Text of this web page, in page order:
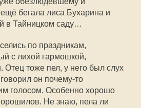
бегала лиса Бухарина и
в Тайницком саду…
по праздникам,
с лихой гармошкой,
Отец тоже пел, у него был слух
он почему-то
голосом. Особенно хорошо
Не знаю, пела ли